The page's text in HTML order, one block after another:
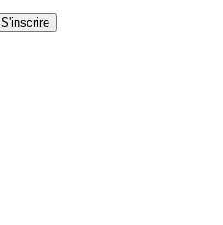
S'inscrire